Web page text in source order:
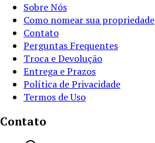
Sobre Nós
Como nomear sua propriedade
Contato
Perguntas Frequentes
Troca e Devolução
Entrega e Prazos
Política de Privacidade
Termos de Uso
Contato